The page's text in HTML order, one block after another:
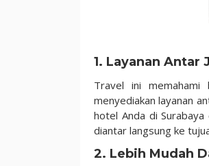
1. Layanan Antar
Travel ini memahami
menyediakan layanan
hotel Anda di
diantar langsung ke
2. Lebih Mudah